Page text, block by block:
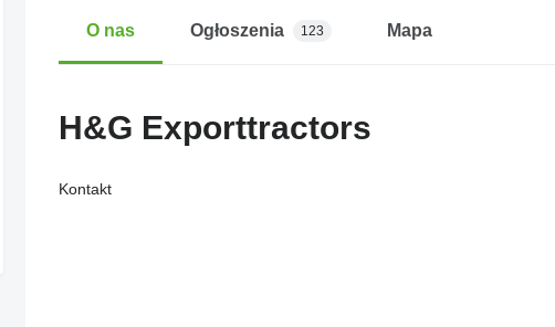
O nas Ogłoszenia 123 Mapa
H&G Exporttractors
Kontakt